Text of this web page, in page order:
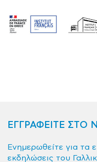
ΕΓΓΡΑΦΕΙΤΕ ΣΤΟ
Ενημερωθείτε για τα
εκδηλώσεις του